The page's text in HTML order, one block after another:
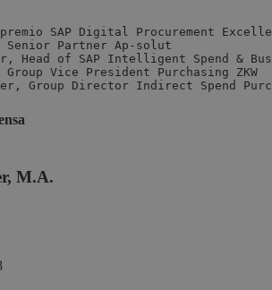
SAP Digital Procurement
Senior Partner Ap-solut
Head of SAP Intelligent Spend &
Vice President Purchasing ZKW
Group Director Indirect Spend
M.A.